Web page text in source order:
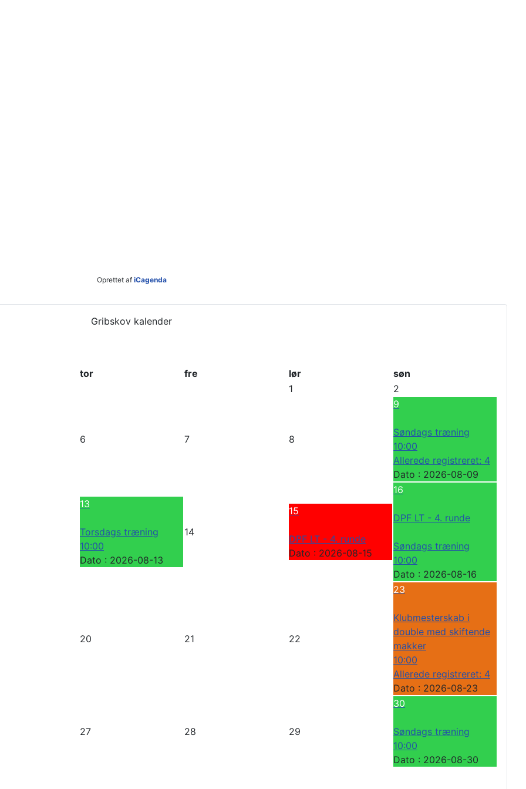
Gribskov kalender
tor fre lør
søn
1
2
6 7 8
9
Søndags træning
10:00
Allerede registreret: 4
Dato : 2026-08-09
13
Torsdags træning
10:00
Dato : 2026-08-13
14
15
DPF LT - 4. runde
Dato : 2026-08-15
16
DPF LT - 4. runde
Søndags træning
10:00
Dato : 2026-08-16
20 21 22
23
Klubmesterskab i
double med skiftende
makker
10:00
Allerede registreret: 4
Dato : 2026-08-23
27 28 29
30
Søndags træning
10:00
Dato : 2026-08-30
Oprettet af iCagenda